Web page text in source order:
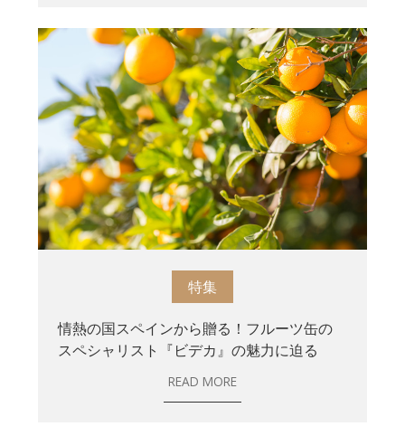
特集
情熱の国スペインから贈る！フルーツ缶の
スペシャリスト『ビデカ』の魅力に迫る
READ MORE